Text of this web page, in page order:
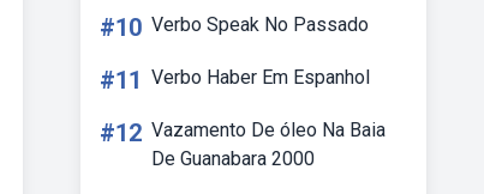
#10 Verbo Speak No Passado
#11 Verbo Haber Em Espanhol
#12 Vazamento De óleo Na Baia
De Guanabara 2000